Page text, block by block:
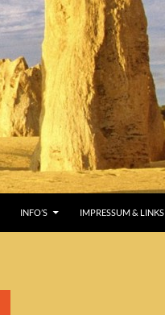
INFO’S IMPRESSUM & LINKS